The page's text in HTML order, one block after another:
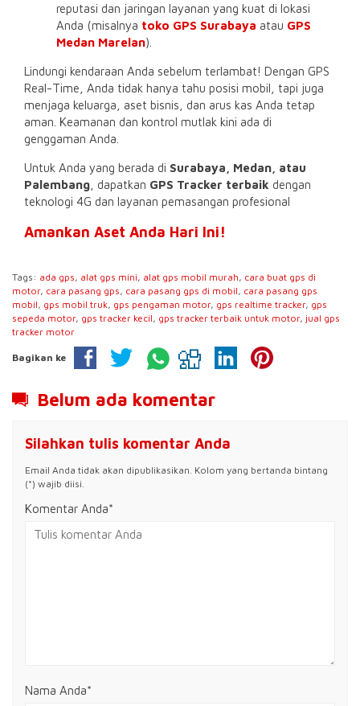
reputasi dan jaringan layanan yang kuat di lokasi
Anda (misalnya toko GPS Surabaya atau GPS
Medan Marelan).
Lindungi kendaraan Anda sebelum terlambat! Dengan GPS
Real-Time, Anda tidak hanya tahu posisi mobil, tapi juga
menjaga keluarga, aset bisnis, dan arus kas Anda tetap
aman. Keamanan dan kontrol mutlak kini ada di
genggaman Anda.
Untuk Anda yang berada di Surabaya, Medan, atau
Palembang , dapatkan GPS Tracker terbaik dengan
teknologi 4G dan layanan pemasangan profesional
Amankan Aset Anda Hari Ini!
Tags: ada gps, alat gps mini, alat gps mobil murah, cara buat gps di
motor, cara pasang gps, cara pasang gps di mobil, cara pasang gps
mobil, gps mobil truk, gps pengaman motor, gps realtime tracker, gps
sepeda motor, gps tracker kecil, gps tracker terbaik untuk motor, jual gps
tracker motor
Bagikan ke
Belum ada komentar
Silahkan tulis komentar Anda
Email Anda tidak akan dipublikasikan. Kolom yang bertanda bintang
(*) wajib diisi.
Komentar Anda*
Nama Anda*